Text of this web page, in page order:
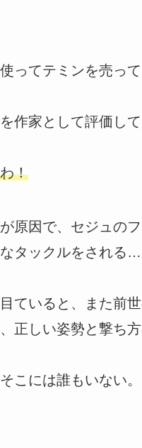
ってテミンを売っ
作家として評価し
！
原因で、セジュの
タックルをされる…
ていると、また前世
正しい姿勢と撃ち
こには誰もいない。